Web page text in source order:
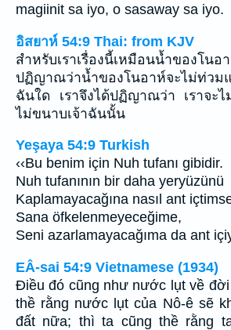
magiinit sa iyo, o sasaway sa iyo.
อิสยาห์ 54:9 Thai: from KJV
สำหรับเราเรื่องนี้เหมือนน้ำของโน
ปฏิญาณว่าน้ำของโนอาห์จะไม่ท่วม
ฉันใด เราจึงได้ปฏิญาณว่า เราจะไ
ไม่ขนาบเจ้าฉันนั้น
Yeşaya 54:9 Turkish
‹‹Bu benim için Nuh tufanı gibidir.
Nuh tufanının bir daha yeryüzünü
Kaplamayacağına nasıl ant
Sana öfkelenmeyeceğime,
Seni azarlamayacağıma da ant
EÂ-sai 54:9 Vietnamese (1934)
Ðiều đó cũng như nước lụt về
thề rằng nước lụt của Nô-ê sẽ
đất nữa; thì ta cũng thề rằng